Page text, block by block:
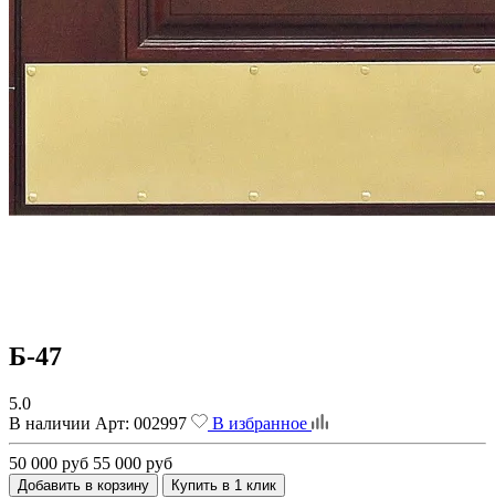
Б-47
5.0
В наличии Арт: 002997 В избранное
50 000 руб 55 000 руб
Добавить в корзину Купить в 1 клик